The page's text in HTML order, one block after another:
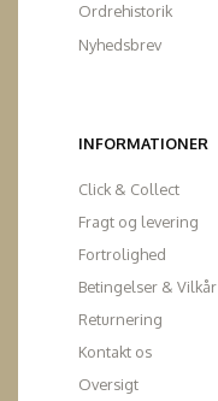
Ordrehistorik
Nyhedsbrev
INFORMATIONER
Click & Collect
Fragt og levering
Fortrolighed
Betingelser & Vilkår
Returnering
Kontakt os
Oversigt